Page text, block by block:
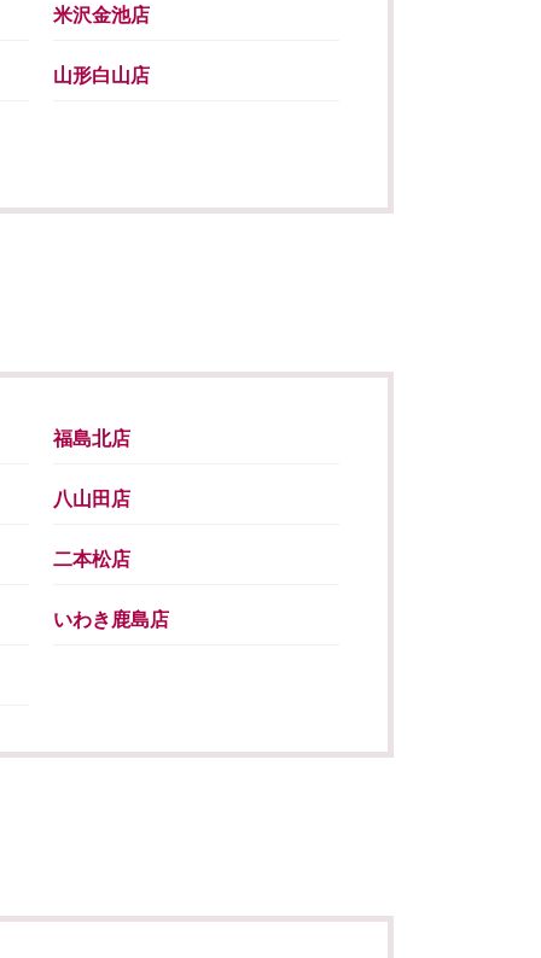
米沢金池店
山形白山店
福島北店
八山田店
二本松店
いわき鹿島店